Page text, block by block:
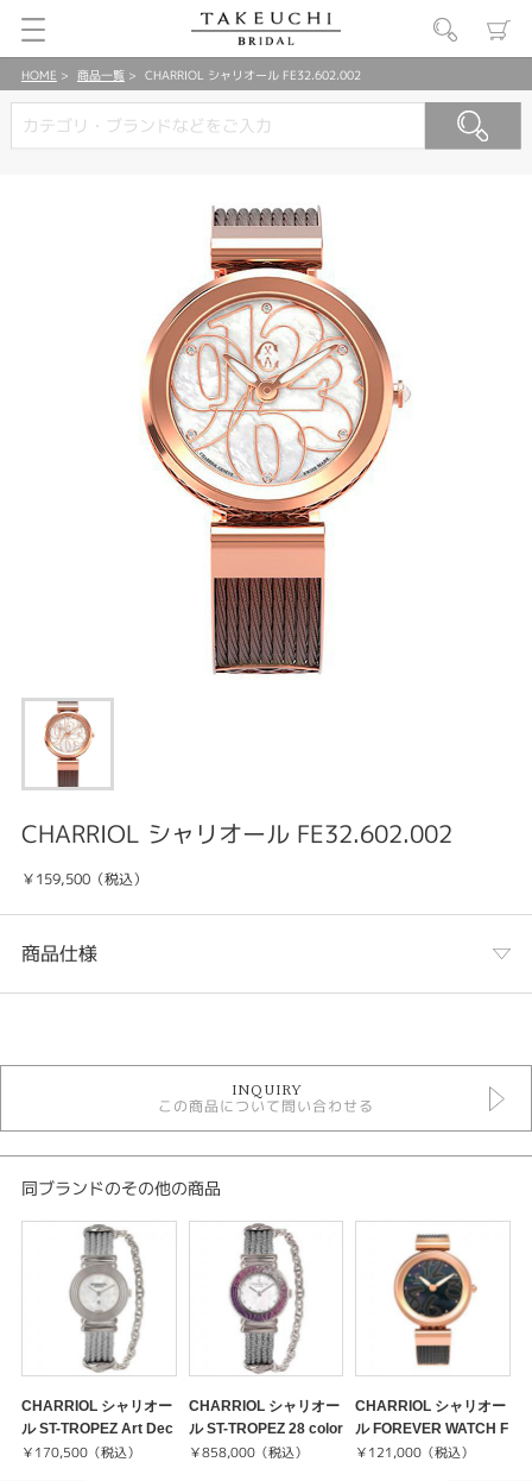
HOME 商品一覧 CHARRIOL シャリオール FE32.602.002
CHARRIOL シャリオール FE32.602.002
￥159,500（税込）
商品仕様
時計
その他文字盤
5気圧防水以下
レディースウォッチ
その他ベルト
レディース 腕時計
CHARRIOL
紹介文
さまざまなジュエリーラインや高級ハンドバッグを展開する
カラフルでスタイリッシュな「フォーエバー」コレクション
INQUIRY
この商品について問い合わせる
同ブランドのその他の商品
CHARRIOL シャリオー
ル ST-TROPEZ Art Dec
o 028LS.540.326
￥170,500（税込）
CHARRIOL シャリオー
ル ST-TROPEZ 28 color
s 028SD6.540.RO019
￥858,000（税込）
CHARRIOL シャリオー
ル FOREVER WATCH F
E32.302.011
￥121,000（税込）